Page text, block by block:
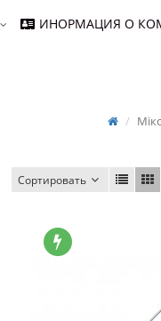
ИНОРМАЦИЯ О
Сортировать